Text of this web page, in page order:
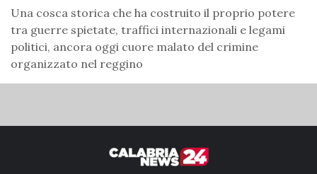
Una cosca storica che ha costruito il proprio potere
tra guerre spietate, traffici internazionali e legami
politici, ancora oggi cuore malato del crimine
organizzato nel reggino